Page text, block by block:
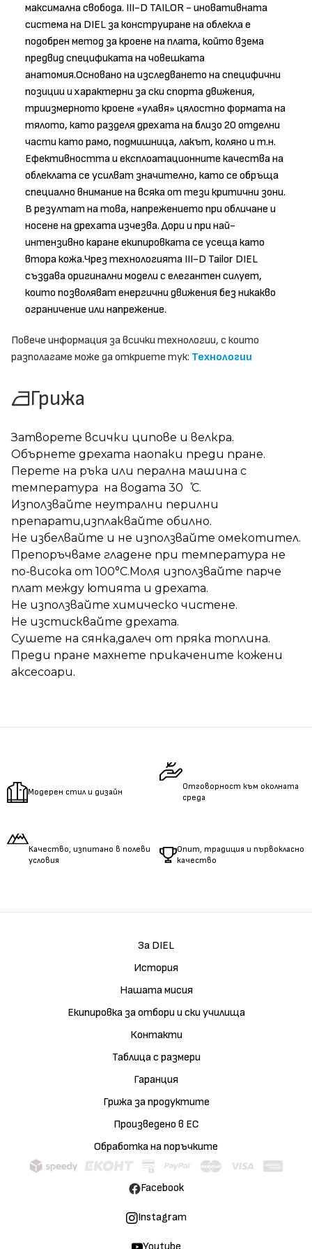
максимална свобода. III-D TAILOR - иновативната
система на DIEL за конструиране на облекла е
подобрен метод за кроене на плата, който взема
предвид спецификата на човешката
анатомия.Основано на изследването на специфични
позиции и характерни за ски спорта движения,
триизмерното кроене «улавя» цялостно формата на
тялото, като разделя дрехата на близо 20 отделни
части като рамо, подмишница, лакът, коляно и т.н.
Ефективността и експлоатационните качества на
облеклата се усилват значително, като се обръща
специално внимание на всяка от тези критични зони.
В резултат на това, напрежението при обличане и
носене на дрехата изчезва. Дори и при най-
интензивно каране екипировката се усеща като
втора кожа.Чрез технологията III-D Tailor DIEL
създава оригинални модели с елегантен силует,
които позволяват енергични движения без никакво
ограничение или напрежение.
Повече информация за всички технологии, с които
разполагаме може да откриете тук: Технологии
Грижа
Затворете всички ципове и велкра.
Обърнете дрехата наопаки преди пране.
Перете на ръка или перална машина с
температура на водата 30 ̊С.
Използвайте неутрални перилни
препарати,изплаквайте обилно.
Не избелвайте и не използвайте омекотител.
Препоръчваме гладене при температура не
по-висока от 100°C.Моля използвайте парче
плат между ютията и дрехата.
Не използвайте химическо чистене.
Не изстисквайте дрехата.
Сушете на сянка,далеч от пряка топлина.
Преди пране махнете прикачените кожени
аксесоари.
Модерен стил и дизайн
Отговорност към околната
среда
Качество, изпитано в полеви
условия
Опит, традиция и първокласно
качество
За DIEL
История
Нашата мисия
Екипировка за отбори и ски училища
Контакти
Таблица с размери
Гаранция
Грижа за продуктите
Произведено в ЕС
Обработка на поръчките
Facebook
Instagram